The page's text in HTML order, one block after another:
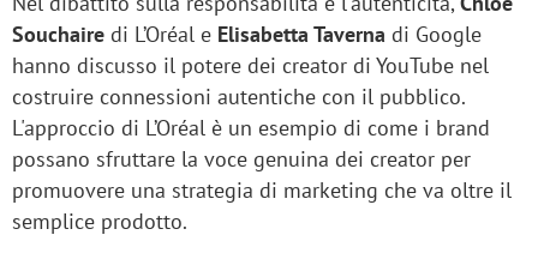
Souchaire di L’Oréal e Elisabetta Taverna di Google
hanno discusso il potere dei creator di YouTube nel
costruire connessioni autentiche con il pubblico.
L'approccio di L’Oréal è un esempio di come i brand
possano sfruttare la voce genuina dei creator per
promuovere una strategia di marketing che va oltre il
semplice prodotto.